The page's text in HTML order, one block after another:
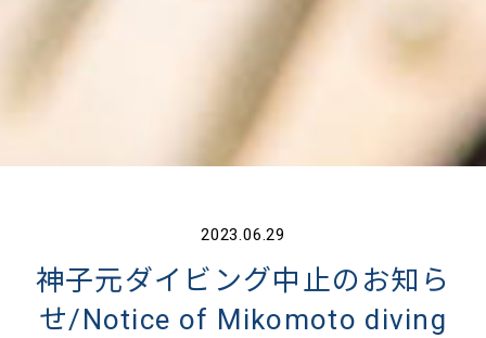
2023.06.29
神子元ダイビング中止のお知ら
せ/Notice of Mikomoto diving